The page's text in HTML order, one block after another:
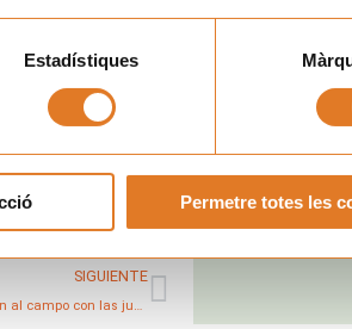
Estadístiques
Permetre totes les
los árboles»
a La Casa de
tocar las
SIGUIENTE
Un día para recordar: los niños de AFANOC salen al campo con las jugadoras del FC Barcelona
Siguiente